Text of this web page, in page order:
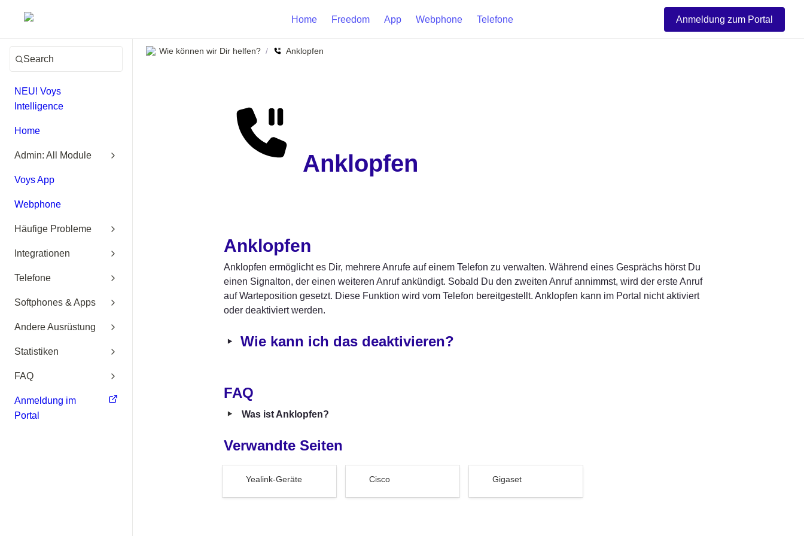
Home Freedom App Webphone Telefone Anmeldung zum Portal
Search
NEU! Voys
Intelligence
Home
Admin: All Module
Voys App
Webphone
Häufige Probleme
Integrationen
Telefone
Softphones & Apps
Andere Ausrüstung
Statistiken
FAQ
Anmeldung im
Portal
Wie können wir Dir helfen? / Anklopfen
Anklopfen
Anklopfen
Anklopfen ermöglicht es Dir, mehrere Anrufe auf einem Telefon zu verwalten. Während eines Gesprächs hörst Du
einen Signalton, der einen weiteren Anruf ankündigt. Sobald Du den zweiten Anruf annimmst, wird der erste Anruf
auf Warteposition gesetzt. Diese Funktion wird vom Telefon bereitgestellt. Anklopfen kann im Portal nicht aktiviert
oder deaktiviert werden.
‣ Wie kann ich das deaktivieren?
FAQ
‣ Was ist Anklopfen?
Verwandte Seiten
Yealink-Geräte Cisco Gigaset